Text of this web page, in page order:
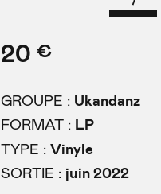
20 €
GROUPE : Ukandanz
FORMAT : LP
TYPE : Vinyle
SORTIE : juin 2022